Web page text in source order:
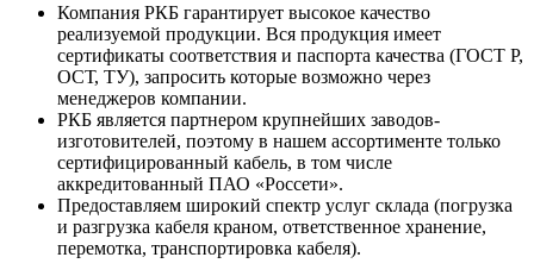
Компания РКБ гарантирует высокое качество
реализуемой продукции. Вся продукция имеет
сертификаты соответствия и паспорта качества (ГОСТ Р,
ОСТ, ТУ), запросить которые возможно через
менеджеров компании.
РКБ является партнером крупнейших заводов-
изготовителей, поэтому в нашем ассортименте только
сертифицированный кабель, в том числе
аккредитованный ПАО «Россети».
Предоставляем широкий спектр услуг склада (погрузка
и разгрузка кабеля краном, ответственное хранение,
перемотка, транспортировка кабеля).